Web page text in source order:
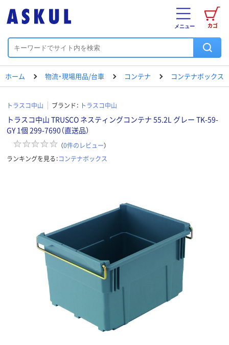
カゴ
メニュー
ホーム 物流・現場用品/台車 コンテナ コンテナボックス
トラスコ中山 ブランド： トラスコ中山
トラスコ中山 TRUSCO ネスティングコンテナ 55.2L グレー TK-59-
GY 1個 299-7690（直送品）
（0件のレビュー）
ランキングを見る：コンテナボックス